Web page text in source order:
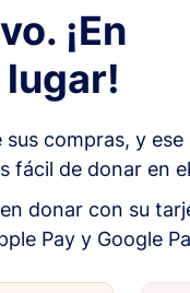
¡En
compras, y ese
fácil de donar en
donar con su
Pay y Google